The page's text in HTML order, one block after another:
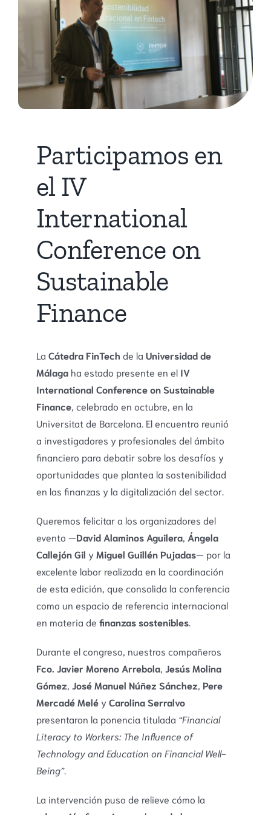
Participamos en
el IV
International
Conference on
Sustainable
Finance
La Cátedra FinTech de la Universidad de
Málagaha estado presente en el IV
International Conference on Sustainable
Finance, celebrado en octubre, en la
Universitat de Barcelona. El encuentro reunió
a investigadores y profesionales del ámbito
financiero para debatir sobre los desafíos y
oportunidades que plantea la sostenibilidad
en las finanzas y la digitalización del sector.
Queremos felicitar a los organizadores del
evento —David Alaminos Aguilera, Ángela
Callejón Gil yMiguel Guillén Pujadas— por la
excelente labor realizada en la coordinación
de esta edición, que consolida la conferencia
como un espacio de referencia internacional
en materia de finanzas sostenibles.
Durante el congreso, nuestros compañeros
Fco. Javier Moreno Arrebola, Jesús Molina
Gómez, José Manuel Núñez Sánchez, Pere
Mercadé MeléyCarolina Serralvo
presentaron la ponencia titulada “Financial
Literacy to Workers: The Influence of
Technology and Education on Financial Well-
Being”.
La intervención puso de relieve cómo la